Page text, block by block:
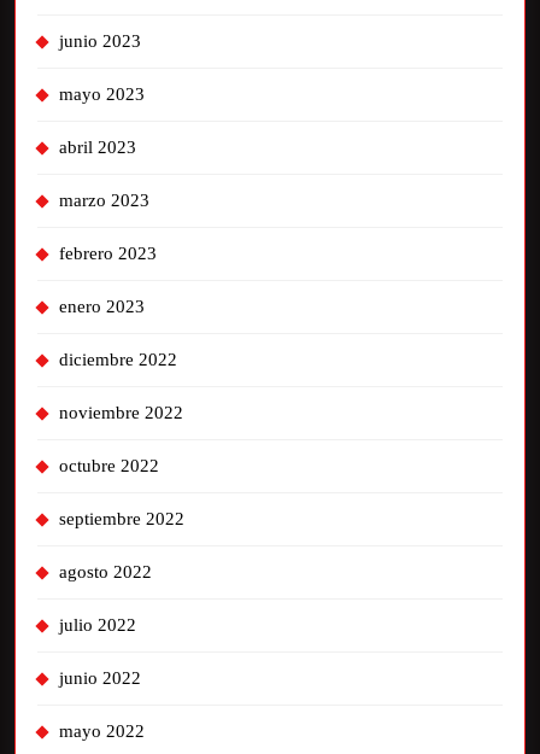
junio 2023
mayo 2023
abril 2023
marzo 2023
febrero 2023
enero 2023
diciembre 2022
noviembre 2022
octubre 2022
septiembre 2022
agosto 2022
julio 2022
junio 2022
mayo 2022